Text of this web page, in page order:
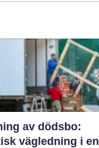
av dödsbo:
vägledning i en